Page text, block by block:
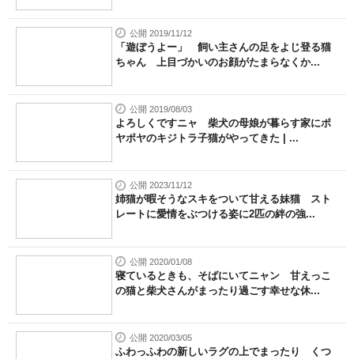
公開 2019/11/12
「遊ぼうよー」 飼い主さんの足をよじ登る猫
ちゃん 上目づかいのお顔がたまらなくか...
公開 2019/08/03
よろしくですニャ 柴犬の母娘が暮らす家にポ
ヤポヤのキジトラ子猫がやってきた | ...
公開 2023/11/12
姉猫が暇そうなスキをついて甘える妹猫 スト
レートに愛情をぶつける姿に2匹の絆の強...
公開 2020/01/08
寝ているときも、そばにいてニャン 甘えっこ
の猫と柴犬さんがまったり過ごす幸せな休...
公開 2020/03/05
ふわっふわの新しいラグの上でまったり くつ